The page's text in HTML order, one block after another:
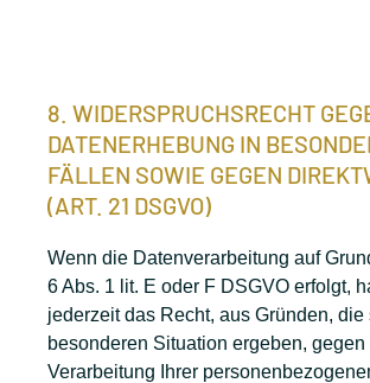
8. WIDERSPRUCHSRECHT
DATENERHEBUNG IN
FÄLLEN SOWIE GEGEN
(ART. 21 DSGVO)
Wenn die Datenverarbeitung auf
6 Abs. 1 lit. E oder F DSGVO erfolgt,
jederzeit das Recht, aus Gründen, die
besonderen Situation ergeben, gegen
Verarbeitung Ihrer